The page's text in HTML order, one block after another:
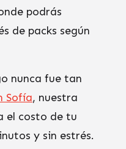
podrás
de packs según
nunca fue tan
Sofía, nuestra
el costo de tu
y sin estrés.